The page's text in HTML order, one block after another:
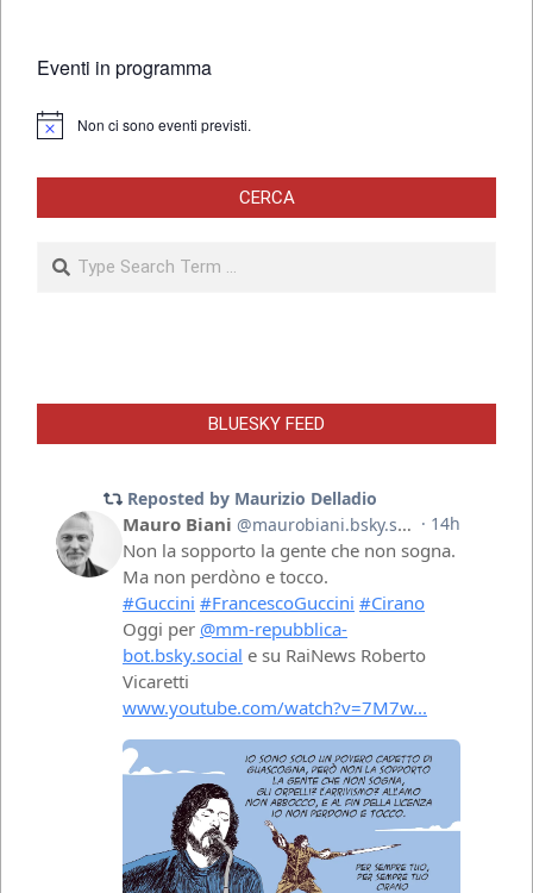
Eventi in programma
Notice Non ci sono eventi previsti.
CERCA
Search
BLUESKY FEED